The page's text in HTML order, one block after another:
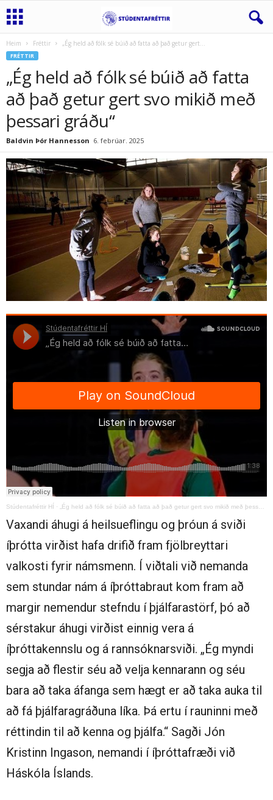
Heim Fréttir „Ég held að fólk sé búið að fatta að það getur gert...
FRÉTTIR
„Ég held að fólk sé búið að fatta
að það getur gert svo mikið með
þessari gráðu“
Baldvin Þór Hannesson 6. febrúar. 2025
Stúdentafréttir HÍ · „Ég held að fólk sé búið að fatta að það getur gert svo mikið með þessari gráðu"
Vaxandi áhugi á heilsueflingu og þróun á sviði
íþrótta virðist hafa drifið fram fjölbreyttari
valkosti fyrir námsmenn. Í viðtali við nemanda
sem stundar nám á íþróttabraut kom fram að
margir nemendur stefndu í þjálfarastörf, þó að
sérstakur áhugi virðist einnig vera á
íþróttakennslu og á rannsóknarsviði. „Ég myndi
segja að flestir séu að velja kennarann og séu
bara að taka áfanga sem hægt er að taka auka til
að fá þjálfaragráðuna líka. Þá ertu í rauninni með
réttindin til að kenna og þjálfa.“ Sagði Jón
Kristinn Ingason, nemandi í íþróttafræði við
Háskóla Íslands.